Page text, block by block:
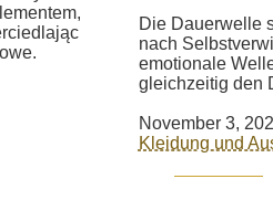
Die Dauerwelle
nach
emotionale
gleichzeitig den
November 3,
Kleidung und